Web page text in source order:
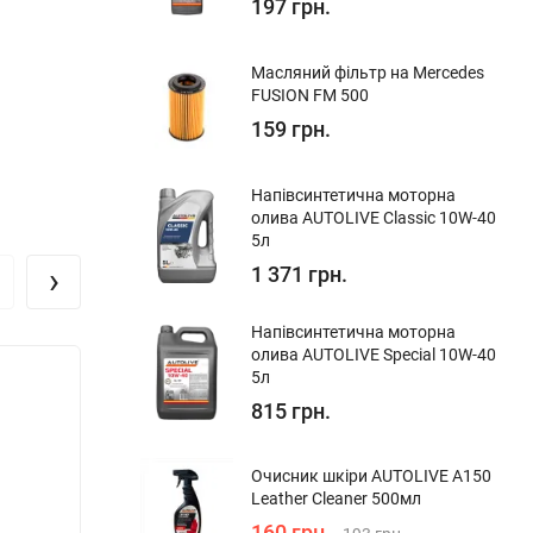
›
197 грн.
Масляний фільтр на Mercedes
FUSION FM 500
159 грн.
Напівсинтетична моторна
олива AUTOLIVE Classic 10W-40
5л
1 371 грн.
Напівсинтетична моторна
олива AUTOLIVE Special 10W-40
5л
815 грн.
Очисник шкіри AUTOLIVE A150
Leather Cleaner 500мл